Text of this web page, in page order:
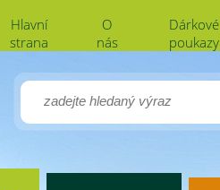
Hlavní
strana
O
nás
Dárkové
poukazy